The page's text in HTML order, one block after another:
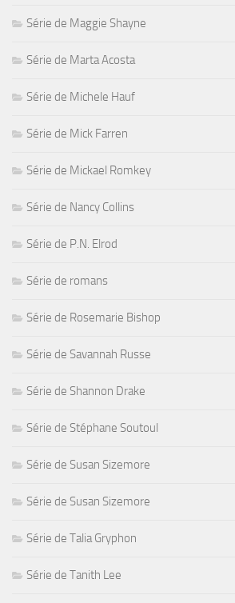
Série de Maggie Shayne
Série de Marta Acosta
Série de Michele Hauf
Série de Mick Farren
Série de Mickael Romkey
Série de Nancy Collins
Série de P.N. Elrod
Série de romans
Série de Rosemarie Bishop
Série de Savannah Russe
Série de Shannon Drake
Série de Stéphane Soutoul
Série de Susan Sizemore
Série de Susan Sizemore
Série de Talia Gryphon
Série de Tanith Lee